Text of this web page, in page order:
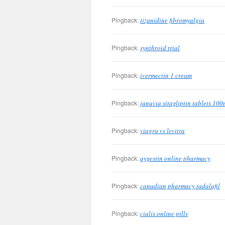
Pingback:tizanidine fibromyalgia
Pingback:synthroid trial
Pingback:ivermectin 1 cream
Pingback: januvia sitagliptin tablets
Pingback:viagra vs levitra
Pingback:aygestin online pharmacy
Pingback:canadian pharmacy tadalafil
Pingback:cialis online pills